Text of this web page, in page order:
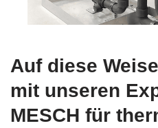
Auf diese
mit unseren
MESCH für